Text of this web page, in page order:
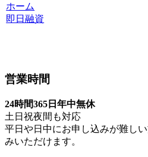
ホーム
即日融資
営業時間
24時間365日年中無休
土日祝夜間も対応
平日や日中にお申し込みが難し
みいただけます。